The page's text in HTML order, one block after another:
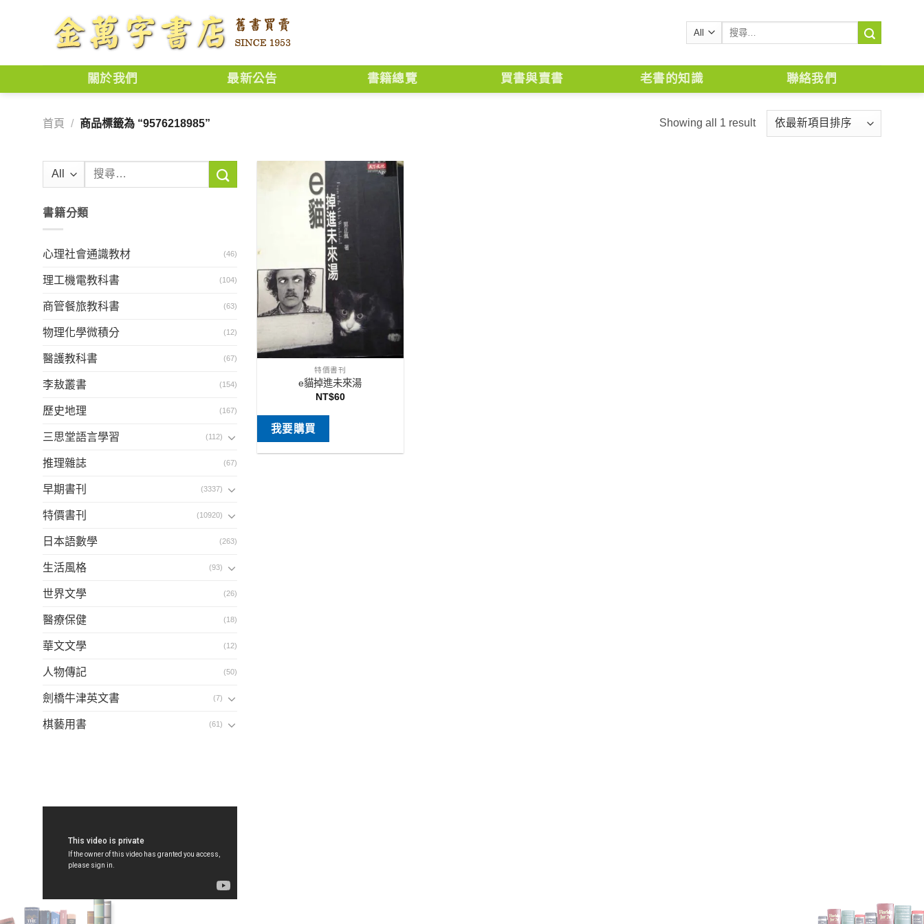
搜
鍵
關於我們 最新公告 書籍總覽 買書與賣書 老書的知識 聯絡我們
首頁 / 商品標籤為 “9576218985” Showing all 1 result
搜
鍵
書籍分類
心理社會通識教材 (46)
理工機電教科書 (104)
商管餐旅教科書 (63)
物理化學微積分 (12)
醫護教科書 (67)
李敖叢書 (154)
歷史地理 (167)
三思堂語言學習 (112)
推理雜誌 (67)
早期書刊 (3337)
特價書刊 (10920)
日本語數學 (263)
生活風格 (93)
世界文學 (26)
醫療保健 (18)
華文文學 (12)
人物傳記 (50)
劍橋牛津英文書 (7)
棋藝用書 (61)
特價書刊
e貓掉進未來湯
NT$60
我要購買